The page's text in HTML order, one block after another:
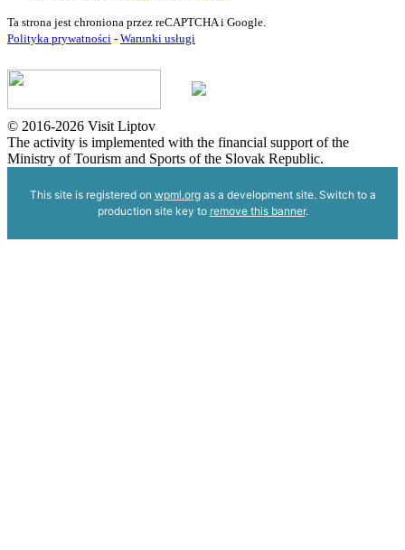
Ta strona jest chroniona przez reCAPTCHA i Google.
Polityka prywatności - Warunki usługi
© 2016-2026 Visit Liptov
The activity is implemented with the financial support of the
Ministry of Tourism and Sports of the Slovak Republic.
This site is registered on wpml.orgas a development site. Switch to a
production site key to remove this banner.